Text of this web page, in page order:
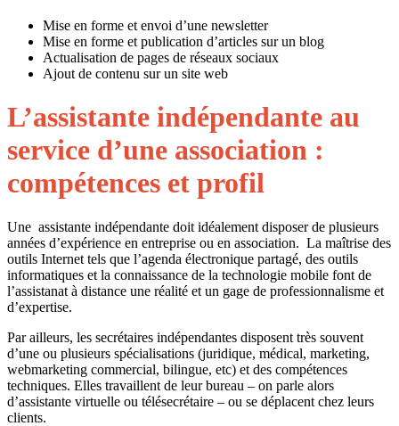
Mise en forme et envoi d’une newsletter
Mise en forme et publication d’articles sur un blog
Actualisation de pages de réseaux sociaux
Ajout de contenu sur un site web
L’assistante indépendante au
service d’une association :
compétences et profil
Une assistante indépendante doit idéalement disposer de plusieurs
années d’expérience en entreprise ou en association. La maîtrise des
outils Internet tels que l’agenda électronique partagé, des outils
informatiques et la connaissance de la technologie mobile font de
l’assistanat à distance une réalité et un gage de professionnalisme et
d’expertise.
Par ailleurs, les secrétaires indépendantes disposent très souvent
d’une ou plusieurs spécialisations (juridique, médical, marketing,
webmarketing commercial, bilingue, etc) et des compétences
techniques. Elles travaillent de leur bureau – on parle alors
d’assistante virtuelle ou télésecrétaire – ou se déplacent chez leurs
clients.